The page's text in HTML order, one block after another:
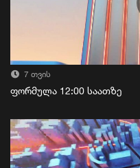
7 თვის
ფორმულა 12:00 საათზე